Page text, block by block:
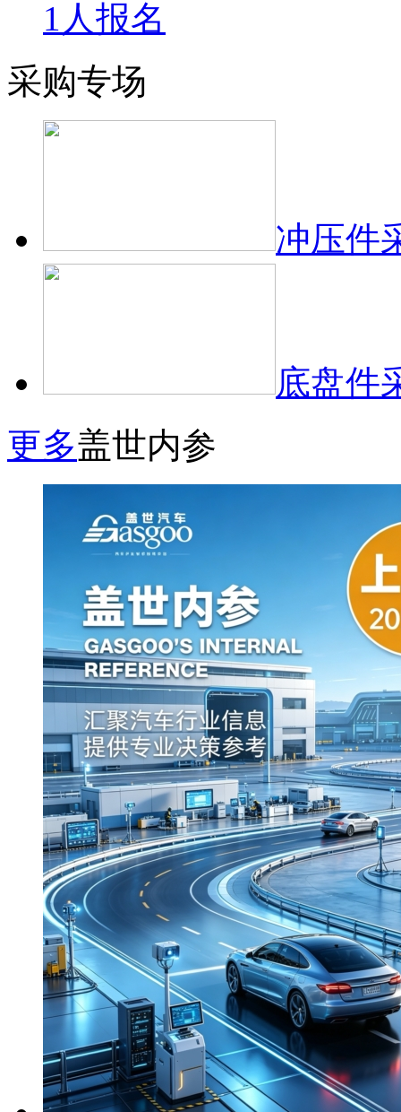
1人报名
采购专场
冲压件
底盘件
更多盖世内参